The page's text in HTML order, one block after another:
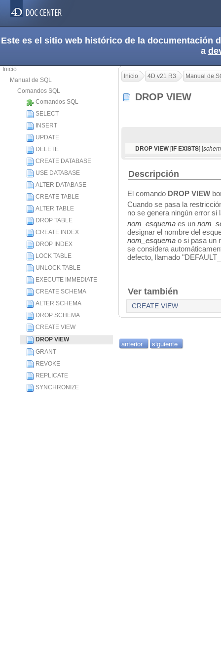
Este es el sitio web histórico de la documentación
a
Inicio
Manual de SQL
Comandos SQL
Comandos SQL
SELECT
INSERT
UPDATE
DELETE
CREATE DATABASE
USE DATABASE
ALTER DATABASE
CREATE TABLE
ALTER TABLE
DROP TABLE
CREATE INDEX
DROP INDEX
LOCK TABLE
UNLOCK TABLE
EXECUTE IMMEDIATE
CREATE SCHEMA
ALTER SCHEMA
DROP SCHEMA
CREATE VIEW
DROP VIEW
GRANT
REVOKE
REPLICATE
SYNCHRONIZE
Inicio 4D v21 R3 Manual de
DROP VIEW
DROP VIEW[IF EXISTS] [
Descripción
El comando DROP VIEW
Cuando se pasa la
no se genera ningún error si
nom_ esquema es un nom_
designar el nombre del
nom_esquema o si pasa un
se considera
defecto, llamado
Ver también
CREATE VIEW
anterior siguiente